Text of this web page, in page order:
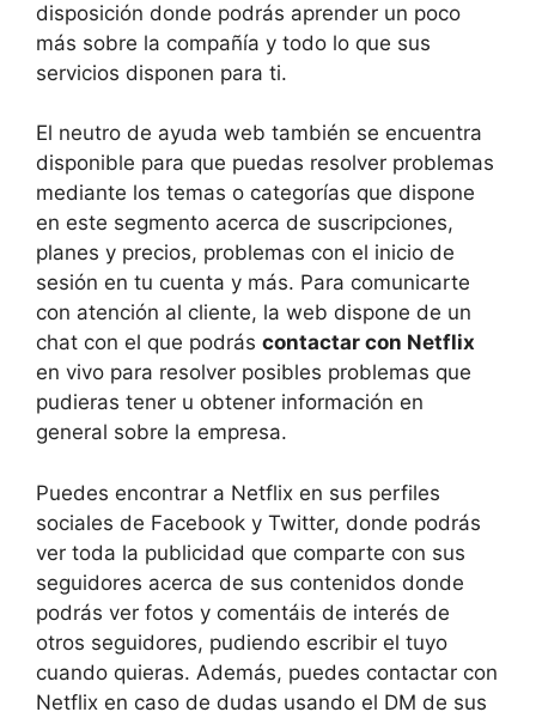
disposición donde podrás aprender un poco
más sobre la compañía y todo lo que sus
servicios disponen para ti.
El neutro de ayuda web también se encuentra
disponible para que puedas resolver problemas
mediante los temas o categorías que dispone
en este segmento acerca de suscripciones,
planes y precios, problemas con el inicio de
sesión en tu cuenta y más. Para comunicarte
con atención al cliente, la web dispone de un
chat con el que podrás contactar con Netflix
en vivo para resolver posibles problemas que
pudieras tener u obtener información en
general sobre la empresa.
Puedes encontrar a Netflix en sus perfiles
sociales de Facebook y Twitter, donde podrás
ver toda la publicidad que comparte con sus
seguidores acerca de sus contenidos donde
podrás ver fotos y comentáis de interés de
otros seguidores, pudiendo escribir el tuyo
cuando quieras. Además, puedes contactar con
Netflix en caso de dudas usando el DM de sus